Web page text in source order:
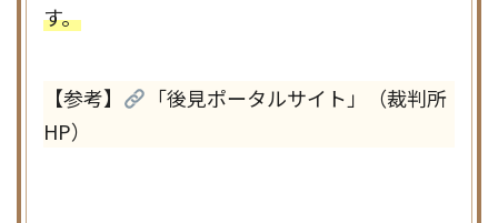
す。
【参考】
「後見ポータルサイト」（裁判所
HP）